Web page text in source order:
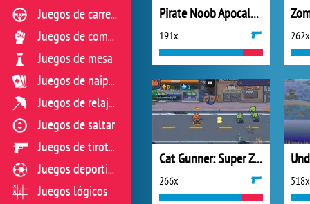
Pirate Noob Apocalypse
191x 262x
Cat Gunner: Super Zombie Shoot
266x 518x
Juegos de carreras
Juegos de combate
Juegos de mesa
Juegos de naipes
Juegos de relajación
Juegos de saltar
Juegos de tiroteo
Juegos deportivos
Juegos lógicos